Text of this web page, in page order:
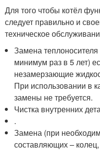
Для того чтобы котёл
следует правильно и
техническое
Замена
минимум раз в 5 лет)
незамерзающие
При использовании в
замены не требуется.
Чистка внутренних
.
Замена (при
составляющих – колец,